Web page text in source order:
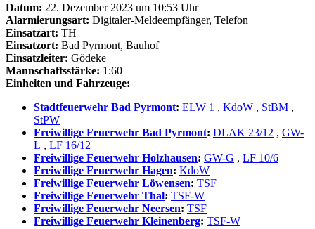
Datum: 22. Dezember 2023 um 10:53 Uhr
Alarmierungsart: Digitaler-Meldeempfänger, Telefon
Einsatzart: TH
Einsatzort: Bad Pyrmont, Bauhof
Einsatzleiter: Gödeke
Mannschaftsstärke: 1:60
Einheiten und Fahrzeuge:
Stadtfeuerwehr Bad Pyrmont: ELW 1 , KdoW , StBM ,
StPW
Freiwillige Feuerwehr Bad Pyrmont: DLAK 23/12 , GW-
L , LF 16/12
Freiwillige Feuerwehr Holzhausen: GW-G , LF 10/6
Freiwillige Feuerwehr Hagen: KdoW
Freiwillige Feuerwehr Löwensen: TSF
Freiwillige Feuerwehr Thal: TSF-W
Freiwillige Feuerwehr Neersen: TSF
Freiwillige Feuerwehr Kleinenberg: TSF-W